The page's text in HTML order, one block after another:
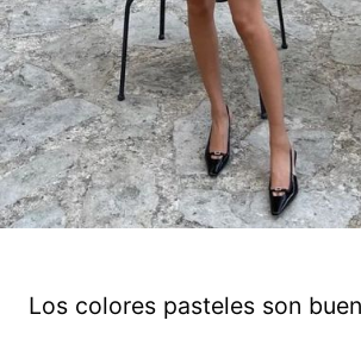
Los colores pasteles son